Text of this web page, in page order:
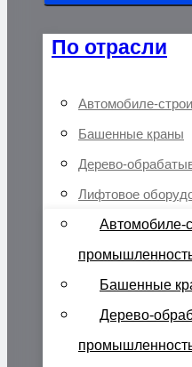
По отрасли
Автомобиле-
Башенные краны
Дерево-
Лифтовое
Автомобиле-
Башенные
Дерево-